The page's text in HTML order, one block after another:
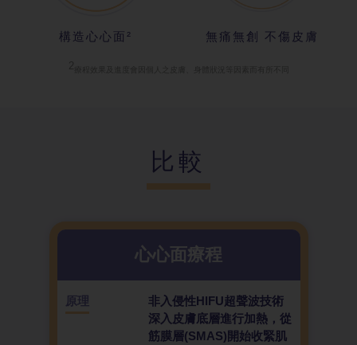
構造心心面² 無痛無創 不 傷皮膚
比較
心心面療程
原理
非入侵性HIFU超聲波技術
深入皮膚底層進行加熱，從
筋膜層(SMAS)開始收緊肌